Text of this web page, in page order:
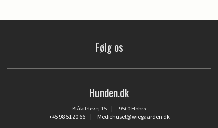
Følg os
Hunden.dk
Blåkildevej 15 | 9500 Hobro
+45 98 51 20 66| Mediehuset@wiegaarden.dk